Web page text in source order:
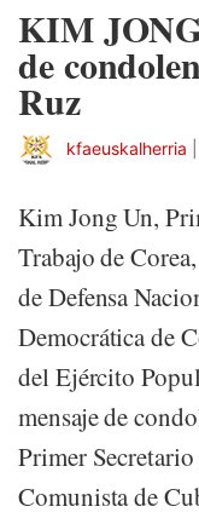
KIM
de
Ruz
kfaeuskalherria
Kim Jong Un,
Trabajo de
de Defensa
Democrática de
del Ejército
mensaje de
Primer
Comunista de